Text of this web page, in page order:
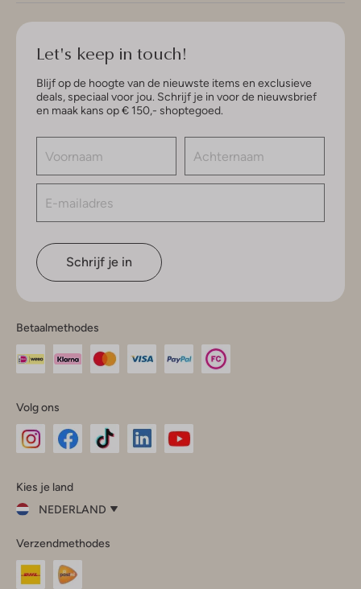
Let's keep in touch!
Blijf op de hoogte van de nieuwste items en exclusieve
deals, speciaal voor jou. Schrijf je in voor de nieuwsbrief
en maak kans op € 150,- shoptegoed.
Schrijf je in
Betaalmethodes
Volg ons
InstagramFacebook
Kies je land
NEDERLAND
je
land
Nederland
Verzendmethodes